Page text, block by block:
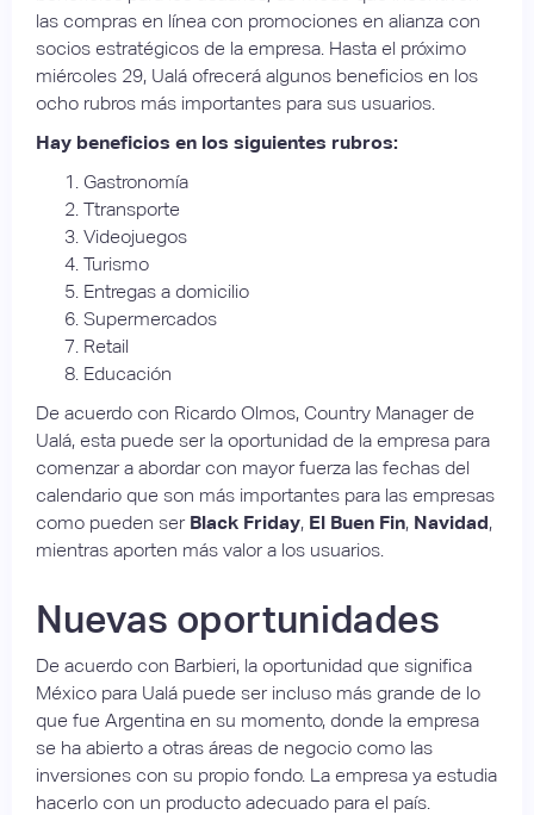
las compras en línea con promociones en alianza con
socios estratégicos de la empresa. Hasta el próximo
miércoles 29, Ualá ofrecerá algunos beneficios en los
ocho rubros más importantes para sus usuarios.
Hay beneficios en los siguientes rubros:
Gastronomía
Ttransporte
Videojuegos
Turismo
Entregas a domicilio
Supermercados
Retail
Educación
De acuerdo con Ricardo Olmos, Country Manager de
Ualá, esta puede ser la oportunidad de la empresa para
comenzar a abordar con mayor fuerza las fechas del
calendario que son más importantes para las empresas
como pueden ser Black Friday, El Buen Fin, Navidad,
mientras aporten más valor a los usuarios.
Nuevas oportunidades
De acuerdo con Barbieri, la oportunidad que significa
México para Ualá puede ser incluso más grande de lo
que fue Argentina en su momento, donde la empresa
se ha abierto a otras áreas de negocio como las
inversiones con su propio fondo. La empresa ya estudia
hacerlo con un producto adecuado para el país.